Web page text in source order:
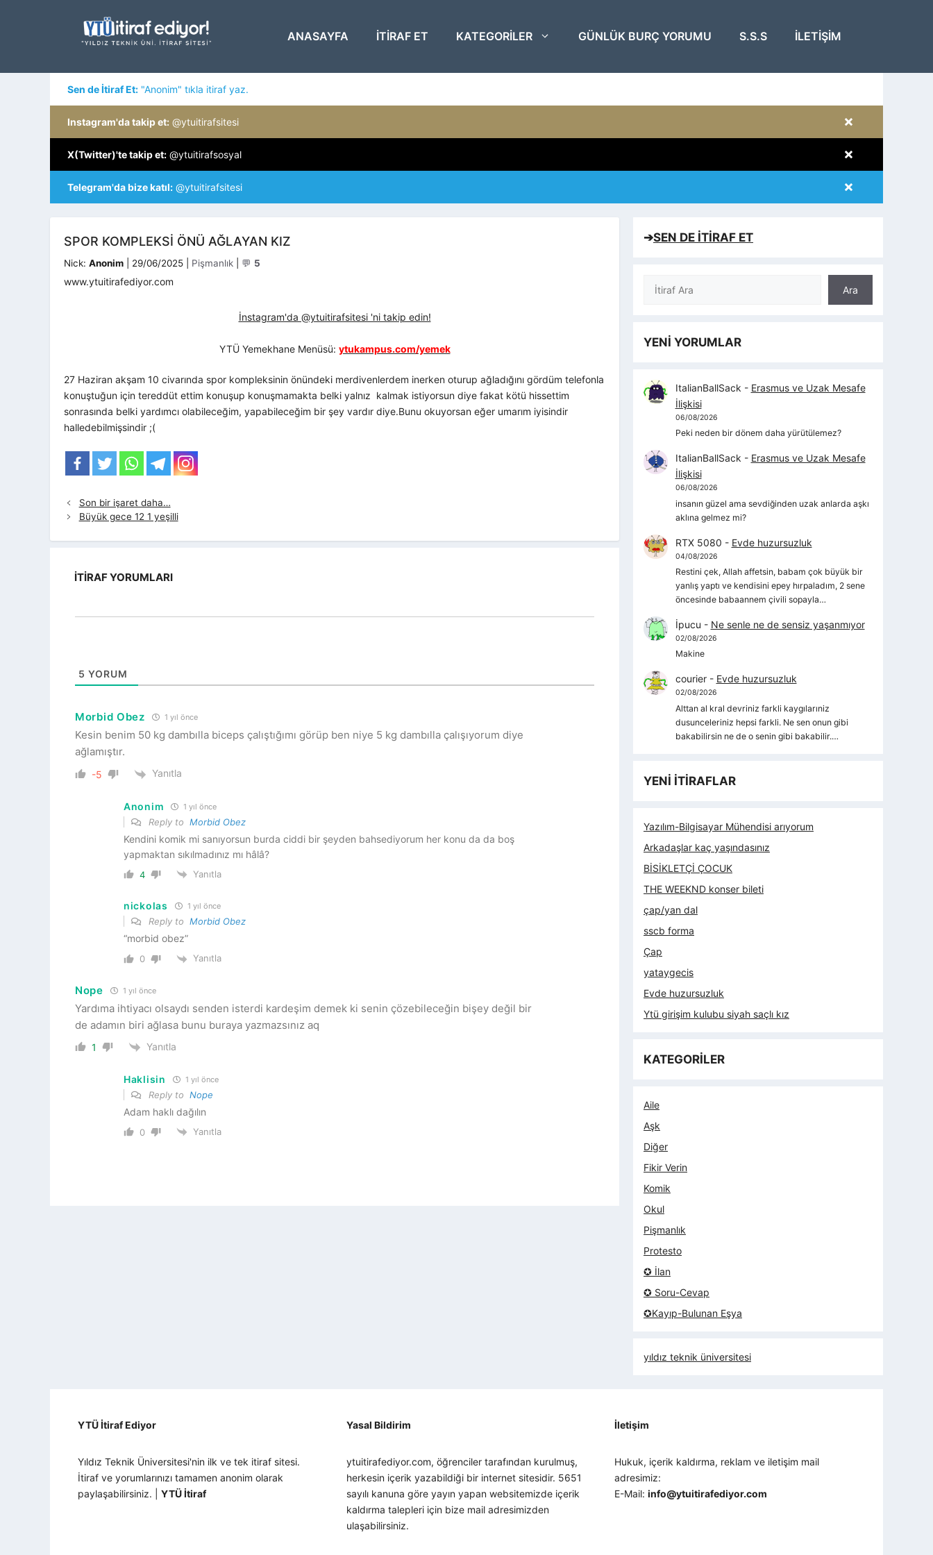
ANASAYFA ITIRAF ET KATEGORILER GÜNLÜK BURÇ YORUMU S.S.S İLETIŞIM
Sen de İtiraf Et: "Anonim" tıkla itiraf yaz.
×
Instagram'da takip et: @ytuitirafsitesi
×
X(Twitter)'te takip et: @ytuitirafsosyal
×
Telegram'da bize katıl: @ytuitirafsitesi
SPOR KOMPLEKSI ÖNÜ AĞLAYAN KIZ
Nick: Anonim 29/06/2025 Kategoriler
Pişmanlık 💬 5
www.ytuitirafediyor.com
İnstagram'da @ytuitirafsitesi 'ni takip edin!
YTÜ Yemekhane Menüsü: ytukampus.com/yemek
27 Haziran akşam 10 civarında spor kompleksinin önündeki merdivenlerdem inerken oturup ağladığını gördüm telefonla
konuştuğun için tereddüt ettim konuşup konuşmamakta belki yalnız kalmak istiyorsun diye fakat kötü hissettim
sonrasında belki yardımcı olabileceğim, yapabileceğim bir şey vardır diye.Bunu okuyorsan eğer umarım iyisindir
halledebilmişsindir ;(
Son bir işaret daha…
Büyük gece 12 1 yeşilli
İTIRAF YORUMLARI
5 YORUM
Morbid Obez 1 yıl önce
Kesin benim 50 kg dambılla biceps çalıştığımı görüp ben niye 5 kg dambılla çalışıyorum diye
ağlamıştır.
-5 Yanıtla
Anonim 1 yıl önce
Reply to Morbid Obez
Kendini komik mi sanıyorsun burda ciddi bir şeyden bahsediyorum her konu da da boş
yapmaktan sıkılmadınız mı hâlâ?
4 Yanıtla
nickolas 1 yıl önce
Reply to Morbid Obez
“morbid obez”
0 Yanıtla
Nope 1 yıl önce
Yardıma ihtiyacı olsaydı senden isterdi kardeşim demek ki senin çözebileceğin bişey değil bir
de adamın biri ağlasa bunu buraya yazmazsınız aq
1 Yanıtla
Haklisin 1 yıl önce
Reply to Nope
Adam haklı dağılın
0 Yanıtla
➔SEN DE İTİRAF ET
Ara
Ara
YENİ YORUMLAR
ItalianBallSack - Erasmus ve Uzak Mesafe
İlişkisi
06/08/2026
Peki neden bir dönem daha yürütülemez?
ItalianBallSack - Erasmus ve Uzak Mesafe
İlişkisi
06/08/2026
insanın güzel ama sevdiğinden uzak anlarda aşkı
aklına gelmez mi?
RTX 5080 - Evde huzursuzluk
04/08/2026
Restini çek, Allah affetsin, babam çok büyük bir
yanlış yaptı ve kendisini epey hırpaladım, 2 sene
öncesinde babaannem çivili sopayla…
İpucu - Ne senle ne de sensiz yaşanmıyor
02/08/2026
Makine
courier- Evde huzursuzluk
02/08/2026
Alttan al kral devriniz farkli kaygılarıniz
dusunceleriniz hepsi farkli. Ne sen onun gibi
bakabilirsin ne de o senin gibi bakabilir.…
YENİ İTİRAFLAR
Yazılım-Bilgisayar Mühendisi arıyorum
Arkadaşlar kaç yaşındasınız
BİSİKLETÇİ ÇOCUK
THE WEEKND konser bileti
çap/yan dal
sscb forma
Çap
yataygecis
Evde huzursuzluk
Ytü girişim kulubu siyah saçlı kız
KATEGORİLER
Aile
Aşk
Diğer
Fikir Verin
Komik
Okul
Pişmanlık
Protesto
✪ İlan
✪ Soru-Cevap
✪Kayıp-Bulunan Eşya
yıldız teknik üniversitesi
YTÜ İtiraf Ediyor
Yıldız Teknik Üniversitesi'nin ilk ve tek itiraf sitesi.
İtiraf ve yorumlarınızı tamamen anonim olarak
paylaşabilirsiniz. | YTÜ İtiraf
Yasal Bildirim
ytuitirafediyor.com, öğrenciler tarafından kurulmuş,
herkesin içerik yazabildiği bir internet sitesidir. 5651
sayılı kanuna göre yayın yapan websitemizde içerik
kaldırma talepleri için bize mail adresimizden
ulaşabilirsiniz.
İletişim
Hukuk, içerik kaldırma, reklam ve iletişim mail
adresimiz:
E-Mail:info@ytuitirafediyor.com